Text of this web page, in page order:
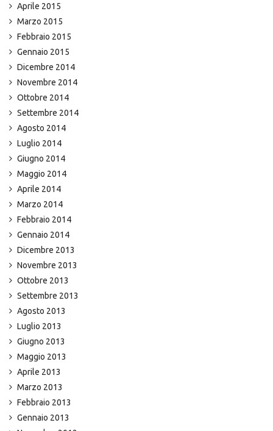
Aprile 2015
Marzo 2015
Febbraio 2015
Gennaio 2015
Dicembre 2014
Novembre 2014
Ottobre 2014
Settembre 2014
Agosto 2014
Luglio 2014
Giugno 2014
Maggio 2014
Aprile 2014
Marzo 2014
Febbraio 2014
Gennaio 2014
Dicembre 2013
Novembre 2013
Ottobre 2013
Settembre 2013
Agosto 2013
Luglio 2013
Giugno 2013
Maggio 2013
Aprile 2013
Marzo 2013
Febbraio 2013
Gennaio 2013